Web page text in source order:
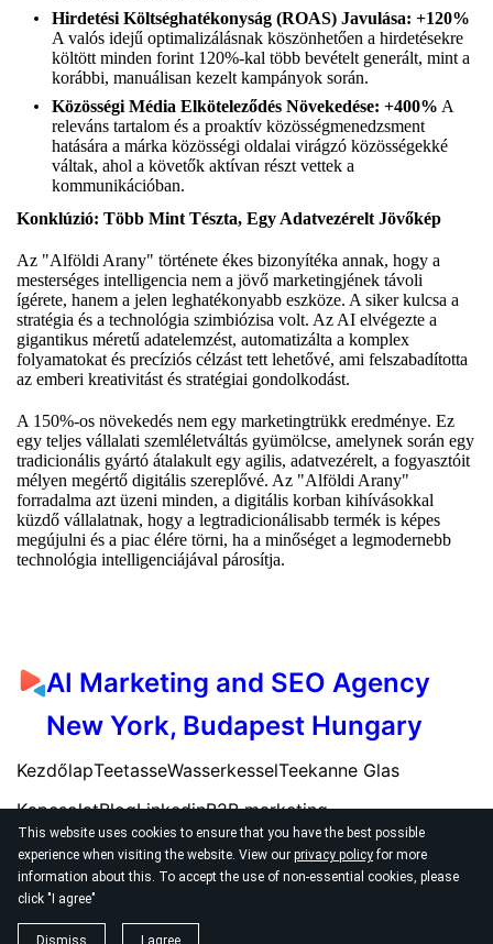
This website uses cookies to ensure that you have the best possible
experience when visiting the website. View our privacy policyfor more
information about this. To accept the use of non-essential cookies, please
click "I agree"
Dismiss I agree
Hirdetési Költséghatékonyság (ROAS) Javulása: +120%
A valós idejű optimalizálásnak köszönhetően a hirdetésekre
költött minden forint 120%-kal több bevételt generált, mint a
korábbi, manuálisan kezelt kampányok során.
Közösségi Média Elköteleződés Növekedése: +400% A
releváns tartalom és a proaktív közösségmenedzsment
hatására a márka közösségi oldalai virágzó közösségekké
váltak, ahol a követők aktívan részt vettek a
kommunikációban.
Konklúzió: Több Mint Tészta, Egy Adatvezérelt Jövőkép
Az "Alföldi Arany" története ékes bizonyítéka annak, hogy a
mesterséges intelligencia nem a jövő marketingjének távoli
ígérete, hanem a jelen leghatékonyabb eszköze. A siker kulcsa a
stratégia és a technológia szimbiózisa volt. Az AI elvégezte a
gigantikus méretű adatelemzést, automatizálta a komplex
folyamatokat és precíziós célzást tett lehetővé, ami felszabadította
az emberi kreativitást és stratégiai gondolkodást.
A 150%-os növekedés nem egy marketingtrükk eredménye. Ez
egy teljes vállalati szemléletváltás gyümölcse, amelynek során egy
tradicionális gyártó átalakult egy agilis, adatvezérelt, a fogyasztóit
mélyen megértő digitális szereplővé. Az "Alföldi Arany"
forradalma azt üzeni minden, a digitális korban kihívásokkal
küzdő vállalatnak, hogy a legtradicionálisabb termék is képes
megújulni és a piac élére törni, ha a minőséget a legmodernebb
technológia intelligenciájával párosítja.
AI Marketing and SEO Agency
New York, Budapest Hungary
KezdőlapTeetasseWasserkesselTeekanne Glas
KapcsolatBlogLinkedinB2B marketing
© 2026 AI SEO Marketing Agency New York